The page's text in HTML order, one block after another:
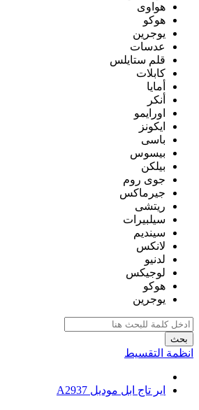
هواوى
هوكو
يوجرين
عدسات
قلم ستايلس
كابلات
أمايا
أنكر
اورايمو
ايكونز
باسى
بيسوس
بيلكن
جوى روم
جيرماكس
ريتشى
سيلبيرات
سينديم
لانكس
لدنيو
لوجيكس
هوكو
يوجرين
بحث
انظمة التقسيط
اير تاج ابل موديل A2937